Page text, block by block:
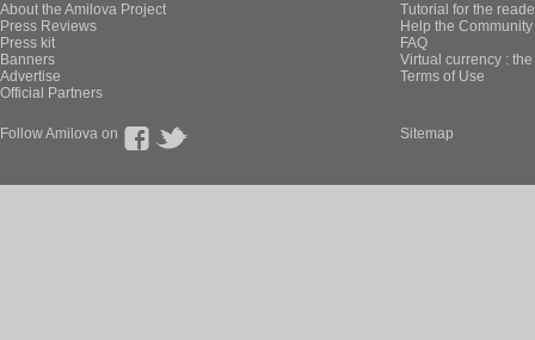
About the Amilova Project
Press Reviews
Press kit
Banners
Advertise
Official Partners
Tutorial for the
Help the
FAQ
Virtual currency :
Terms of Use
Follow Amilova on Sitemap